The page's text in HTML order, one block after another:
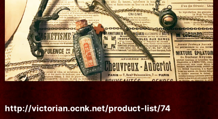
http://victorian.ocnk.net/product-list/74